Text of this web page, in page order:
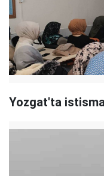
Yozgat'ta